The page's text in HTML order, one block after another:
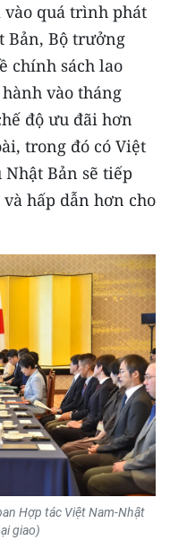
vào quá trình phát
Bản, Bộ trưởng
chính sách lao
vào tháng
độ ưu đãi hơn
trong đó có Việt
Bản sẽ tiếp
hấp dẫn hơn cho
Hợp tác Việt Nam-Nhật
giao)